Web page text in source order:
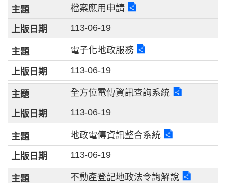
檔案應用申請
113-06-19
電子化地政服務
113-06-19
全方位電傳資訊查詢系統
113-06-19
地政電傳資訊整合系統
113-06-19
不動產登記地政法令詢解說